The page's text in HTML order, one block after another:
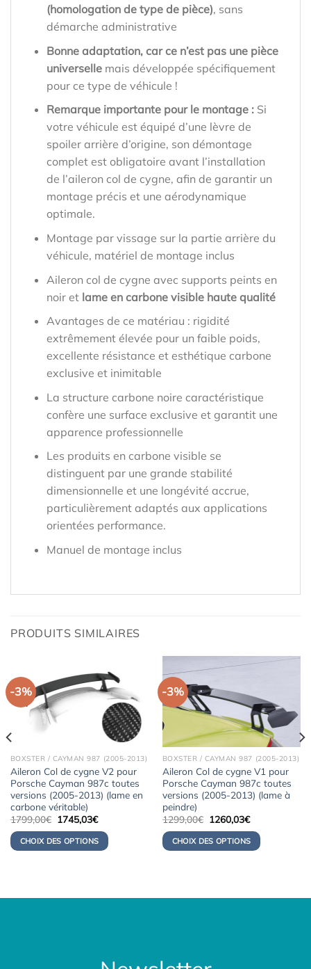
(homologation de type de pièce), sans
démarche administrative
Bonne adaptation, car ce n’est pas une pièce
universellemais développée spécifiquement
pour ce type de véhicule !
Remarque importante pour le montage : Si
votre véhicule est équipé d’une lèvre de
spoiler arrière d’origine, son démontage
complet est obligatoire avant l’installation
de l’aileron col de cygne, afin de garantir un
montage précis et une aérodynamique
optimale.
Montage par vissage sur la partie arrière du
véhicule, matériel de montage inclus
Aileron col de cygne avec supports peints en
noir et lame en carbone visible haute qualité
Avantages de ce matériau : rigidité
extrêmement élevée pour un faible poids,
excellente résistance et esthétique carbone
exclusive et inimitable
La structure carbone noire caractéristique
confère une surface exclusive et garantit une
apparence professionnelle
Les produits en carbone visible se
distinguent par une grande stabilité
dimensionnelle et une longévité accrue,
particulièrement adaptés aux applications
orientées performance.
Manuel de montage inclus
PRODUITS SIMILAIRES
-3%
BOXSTER / CAYMAN 987 (2005-2013)
Aileron Col de cygne V2 pour
Porsche Cayman 987c toutes
versions (2005-2013) (lame en
carbone véritable)
1799,00€ Le
initial
était :
1799,00€.
1745,03€Le
actuel
est :
1745,03€.
CHOIX DES OPTIONS
-3%
BOXSTER / CAYMAN 987 (2005-2013)
Aileron Col de cygne V1 pour
Porsche Cayman 987c toutes
versions (2005-2013) (lame à
peindre)
1299,00€ Le
prix
initial
était :
1299,00€.
1260,03€Le
actuel
est :
1260,03€.
CHOIX DES OPTIONS